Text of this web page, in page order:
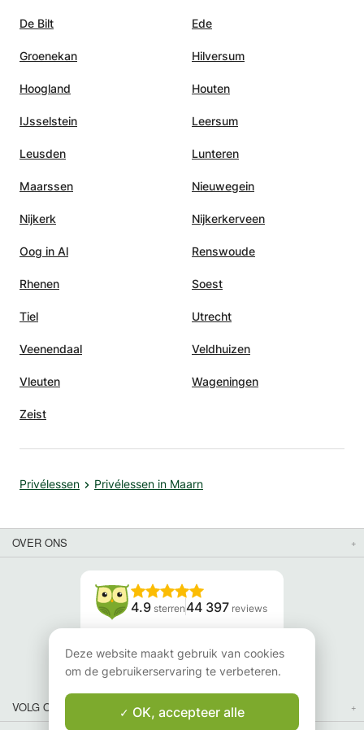
De Bilt Ede
Groenekan Hilversum
Hoogland Houten
IJsselstein Leersum
Leusden Lunteren
Maarssen Nieuwegein
Nijkerk Nijkerkerveen
Oog in Al Renswoude
Rhenen Soest
Tiel Utrecht
Veenendaal Veldhuizen
Vleuten Wageningen
Zeist
Privélessen Privélessen in Maarn
OVER ONS
4.9 sterren 44 397 reviews
Lees onze reviews
VOLG ONS
Deze website maakt gebruik van cookies
om de gebruikerservaring te verbeteren.
OK, accepteer alle